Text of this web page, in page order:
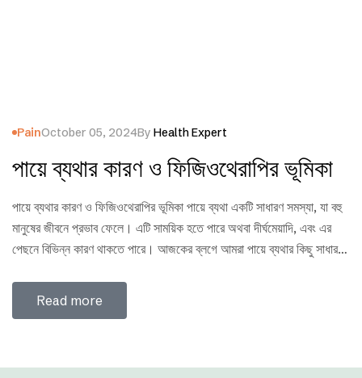
PainOctober 05, 2024By Health Expert
পায়ে ব্যথার কারণ ও ফিজিওথেরাপির ভূমিকা
পায়ে ব্যথার কারণ ও ফিজিওথেরাপির ভূমিকা পায়ে ব্যথা একটি সাধারণ সমস্যা, যা বহু
মানুষের জীবনে প্রভাব ফেলে। এটি সাময়িক হতে পারে অথবা দীর্ঘমেয়াদি, এবং এর
পেছনে বিভিন্ন কারণ থাকতে পারে। আজকের ব্লগে আমরা পায়ে ব্যথার কিছু সাধারণ
Read more